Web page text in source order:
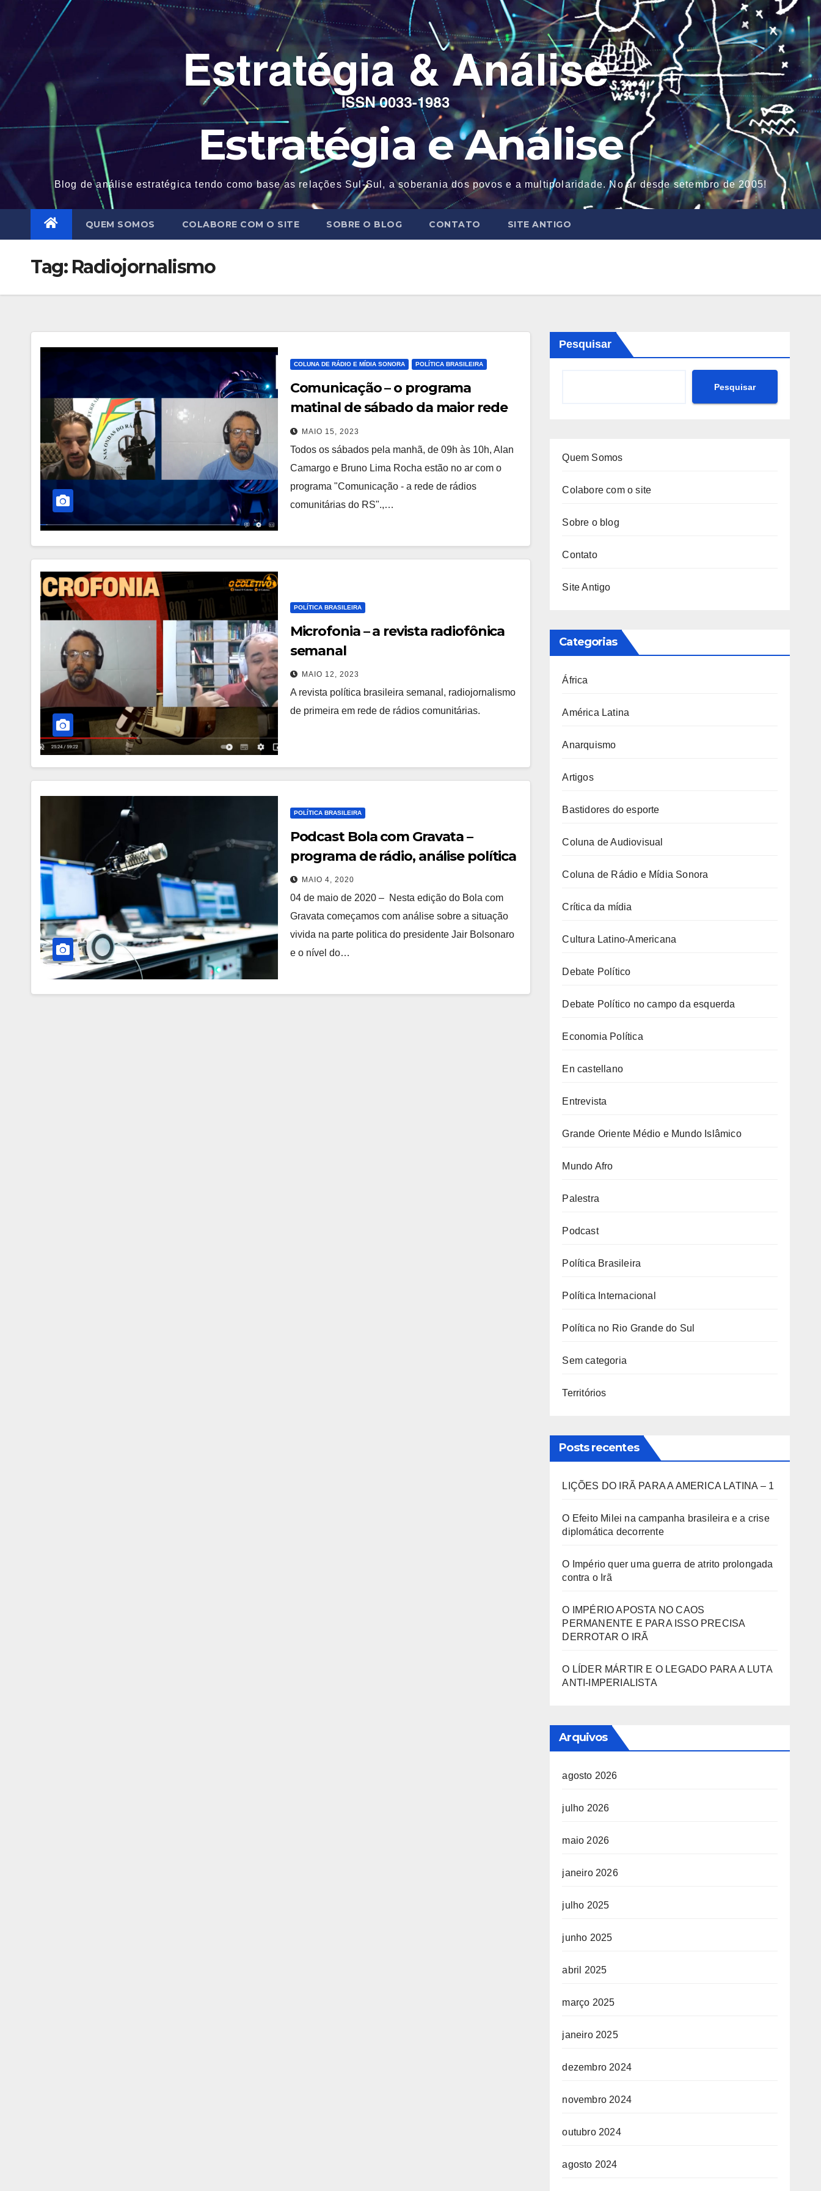
Estratégia e Análise
Blog de análise estratégica tendo como base as relações Sul-Sul, a soberania dos povos e a multipolaridade. No ar desde setembro de 2005!
QUEM SOMOS COLABORE COM O SITE SOBRE O BLOG CONTATO SITE ANTIGO
Tag: Radiojornalismo
COLUNA DE RÁDIO E MÍDIA SONORA POLÍTICA BRASILEIRA
Comunicação – o programa
matinal de sábado da maior rede
de rádios comunitárias do Rio
Grande do Sul
MAIO 15, 2023
Todos os sábados pela manhã, de 09h às 10h, Alan
Camargo e Bruno Lima Rocha estão no ar com o
programa "Comunicação - a rede de rádios
comunitárias do RS".,…
POLÍTICA BRASILEIRA
Microfonia – a revista radiofônica
semanal
MAIO 12, 2023
A revista política brasileira semanal, radiojornalismo
de primeira em rede de rádios comunitárias.
POLÍTICA BRASILEIRA
Podcast Bola com Gravata –
programa de rádio, análise política
MAIO 4, 2020
04 de maio de 2020 – Nesta edição do Bola com
Gravata começamos com análise sobre a situação
vivida na parte politica do presidente Jair Bolsonaro
e o nível do…
Pesquisar
Pesquisar
Quem Somos
Colabore com o site
Sobre o blog
Contato
Site Antigo
Categorias
África
América Latina
Anarquismo
Artigos
Bastidores do esporte
Coluna de Audiovisual
Coluna de Rádio e Mídia Sonora
Crítica da mídia
Cultura Latino-Americana
Debate Político
Debate Político no campo da esquerda
Economia Política
En castellano
Entrevista
Grande Oriente Médio e Mundo Islâmico
Mundo Afro
Palestra
Podcast
Política Brasileira
Política Internacional
Política no Rio Grande do Sul
Sem categoria
Territórios
Posts recentes
LIÇÕES DO IRÃ PARA A AMERICA LATINA – 1
O Efeito Milei na campanha brasileira e a crise
diplomática decorrente
O Império quer uma guerra de atrito prolongada
contra o Irã
O IMPÉRIO APOSTA NO CAOS
PERMANENTE E PARA ISSO PRECISA
DERROTAR O IRÃ
O LÍDER MÁRTIR E O LEGADO PARA A LUTA
ANTI-IMPERIALISTA
Arquivos
agosto 2026
julho 2026
maio 2026
janeiro 2026
julho 2025
junho 2025
abril 2025
março 2025
janeiro 2025
dezembro 2024
novembro 2024
outubro 2024
agosto 2024